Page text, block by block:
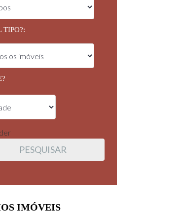
TIPO?:
IMÓVEIS